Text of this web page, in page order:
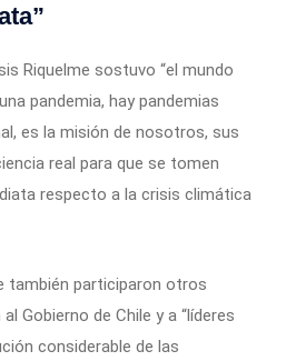
Riquelme sostuvo “el mundo
pandemia, hay pandemias
es la misión de nosotros, sus
real para que se tomen
respecto a la crisis climática
también participaron otros
Gobierno de Chile y a “líderes
considerable de las